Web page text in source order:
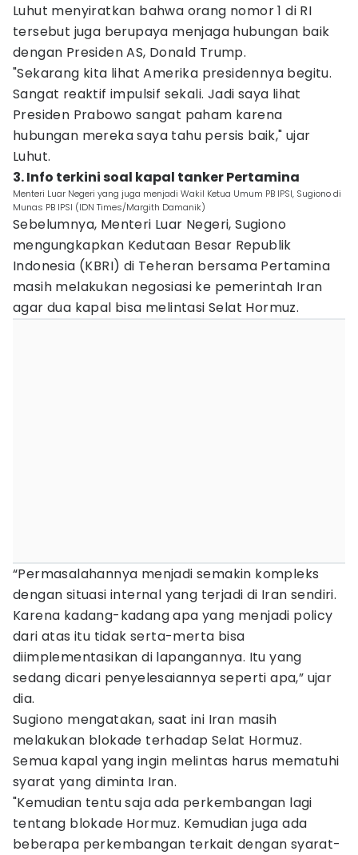
Luhut menyiratkan bahwa orang nomor 1 di RI
tersebut juga berupaya menjaga hubungan baik
dengan Presiden AS, Donald Trump.
"Sekarang kita lihat Amerika presidennya begitu.
Sangat reaktif impulsif sekali. Jadi saya lihat
Presiden Prabowo sangat paham karena
hubungan mereka saya tahu persis baik," ujar
Luhut.
3. Info terkini soal kapal tanker Pertamina
Menteri Luar Negeri yang juga menjadi Wakil Ketua Umum PB IPSI, Sugiono di
Munas PB IPSI (IDN Times/Margith Damanik)
Sebelumnya, Menteri Luar Negeri, Sugiono
mengungkapkan Kedutaan Besar Republik
Indonesia (KBRI) di Teheran bersama Pertamina
masih melakukan negosiasi ke pemerintah Iran
agar dua kapal bisa melintasi Selat Hormuz.
“Permasalahannya menjadi semakin kompleks
dengan situasi internal yang terjadi di Iran sendiri.
Karena kadang-kadang apa yang menjadi policy
dari atas itu tidak serta-merta bisa
diimplementasikan di lapangannya. Itu yang
sedang dicari penyelesaiannya seperti apa,” ujar
dia.
Sugiono mengatakan, saat ini Iran masih
melakukan blokade terhadap Selat Hormuz.
Semua kapal yang ingin melintas harus mematuhi
syarat yang diminta Iran.
"Kemudian tentu saja ada perkembangan lagi
tentang blokade Hormuz. Kemudian juga ada
beberapa perkembangan terkait dengan syarat-